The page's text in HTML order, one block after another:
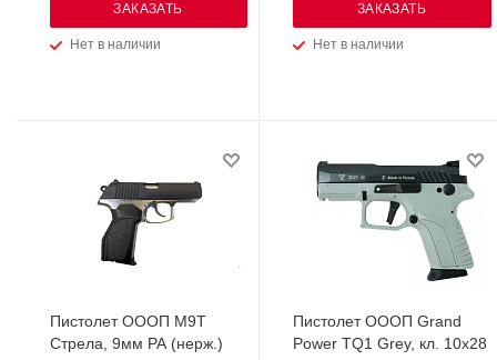
Нет в наличии
ЗАКАЗАТЬ
Нет в наличии
ЗАКАЗАТЬ
Пистолет ОООП М9Т
Стрела, 9мм РА (нерж.)
Пистолет ОООП Grand
Power ТQ1 Grey, кл. 10х28